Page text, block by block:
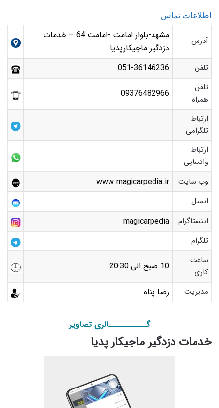
اطلاعات تماس
آدرس
مشهد-بلوار امامت -امامت 64 – خدمات
دزدگیر ماجیکارپدیا
تلفن 051-36146236
تلفن
همراه
09376482966
ارتباط
تلگرامی
ارتباط
واتساپی
وب سایت
www.magicarpedia.ir
ایمیل
اینستاگرام
magicarpedia
تلگرام
ساعت
کاری
10 صبح الی 20:30
مدیریت رضا پناه
گـــــــــــالری تصاویر
خدمات دزدگیر ماجیکار پدیا